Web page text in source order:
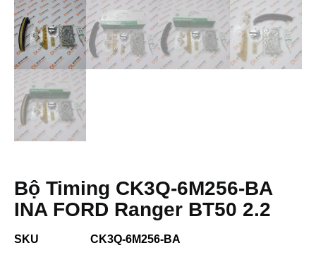
Bộ Timing CK3Q-6M256-BA
INA FORD Ranger BT50 2.2
SKU
CK3Q-6M256-BA